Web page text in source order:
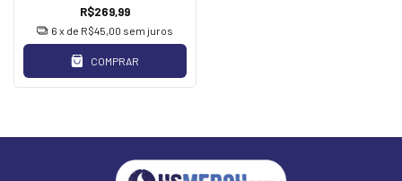
R$269,99
6 x de R$45,00 sem juros
COMPRAR